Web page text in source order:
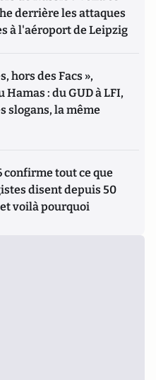
derrière les attaques
à l'aéroport de Leipzig
hors des Facs »,
Hamas : du GUD à LFI,
slogans, la même
confirme tout ce que
disent depuis 50
et voilà pourquoi